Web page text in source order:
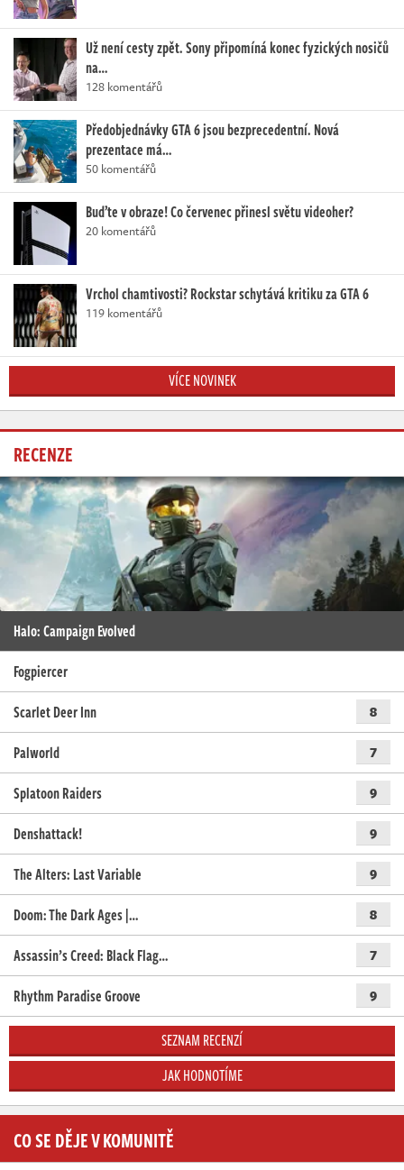
Už není cesty zpět. Sony připomíná konec fyzických nosičů
na…
128 komentářů
Předobjednávky GTA 6 jsou bezprecedentní. Nová
prezentace má…
50 komentářů
Buďte v obraze! Co červenec přinesl světu videoher?
20 komentářů
Vrchol chamtivosti? Rockstar schytává kritiku za GTA 6
119 komentářů
VÍCE NOVINEK
RECENZE
Halo: Campaign Evolved
Fogpiercer
Scarlet Deer Inn
8
Palworld 7
Splatoon Raiders 9
Denshattack! 9
The Alters: Last Variable 9
Doom: The Dark Ages |… 8
Assassin’s Creed: Black Flag… 7
Rhythm Paradise Groove 9
SEZNAM RECENZÍ
JAK HODNOTÍME
CO SE DĚJE V KOMUNITĚ